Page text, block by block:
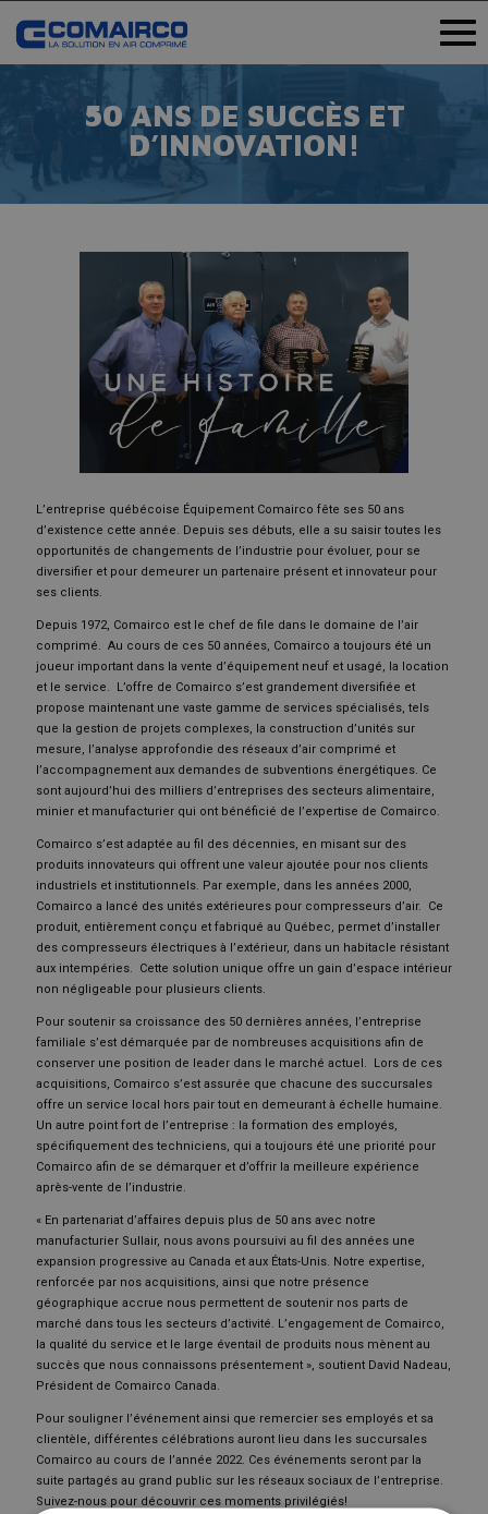
50 ANS DE SUCCÈS ET
D’INNOVATION!
L’entreprise québécoise Équipement Comairco fête ses 50 ans
d’existence cette année. Depuis ses débuts, elle a su saisir toutes les
opportunités de changements de l’industrie pour évoluer, pour se
diversifier et pour demeurer un partenaire présent et innovateur pour
ses clients.
Depuis 1972, Comairco est le chef de file dans le domaine de l’air
comprimé. Au cours de ces 50 années, Comairco a toujours été un
joueur important dans la vente d’équipement neuf et usagé, la location
et le service. L’offre de Comairco s’est grandement diversifiée et
propose maintenant une vaste gamme de services spécialisés, tels
que la gestion de projets complexes, la construction d’unités sur
mesure, l’analyse approfondie des réseaux d’air comprimé et
l’accompagnement aux demandes de subventions énergétiques. Ce
sont aujourd’hui des milliers d’entreprises des secteurs alimentaire,
minier et manufacturier qui ont bénéficié de l’expertise de Comairco.
Comairco s’est adaptée au fil des décennies, en misant sur des
produits innovateurs qui offrent une valeur ajoutée pour nos clients
industriels et institutionnels. Par exemple, dans les années 2000,
Comairco a lancé des unités extérieures pour compresseurs d’air. Ce
produit, entièrement conçu et fabriqué au Québec, permet d’installer
des compresseurs électriques à l’extérieur, dans un habitacle résistant
aux intempéries. Cette solution unique offre un gain d’espace intérieur
non négligeable pour plusieurs clients.
Pour soutenir sa croissance des 50 dernières années, l’entreprise
familiale s’est démarquée par de nombreuses acquisitions afin de
conserver une position de leader dans le marché actuel. Lors de ces
acquisitions, Comairco s’est assurée que chacune des succursales
offre un service local hors pair tout en demeurant à échelle humaine.
Un autre point fort de l’entreprise : la formation des employés,
spécifiquement des techniciens, qui a toujours été une priorité pour
Comairco afin de se démarquer et d’offrir la meilleure expérience
après-vente de l’industrie.
« En partenariat d’affaires depuis plus de 50 ans avec notre
manufacturier Sullair, nous avons poursuivi au fil des années une
expansion progressive au Canada et aux États-Unis. Notre expertise,
renforcée par nos acquisitions, ainsi que notre présence
géographique accrue nous permettent de soutenir nos parts de
marché dans tous les secteurs d’activité. L’engagement de Comairco,
la qualité du service et le large éventail de produits nous mènent au
succès que nous connaissons présentement », soutient David Nadeau,
Président de Comairco Canada.
Pour souligner l’événement ainsi que remercier ses employés et sa
clientèle, différentes célébrations auront lieu dans les succursales
Comairco au cours de l’année 2022. Ces événements seront par la
suite partagés au grand public sur les réseaux sociaux de l’entreprise.
Suivez-nous pour découvrir ces moments privilégiés!